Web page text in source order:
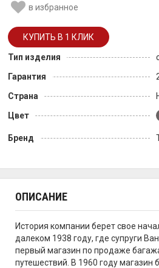
в избранное
Тип изделия
Гарантия
Страна
Цвет
Бренд
ОПИСАНИЕ
История компании берет свое
далеком 1938 году, где супруги
первый магазин по продаже
путешествий. В 1960 году магазин